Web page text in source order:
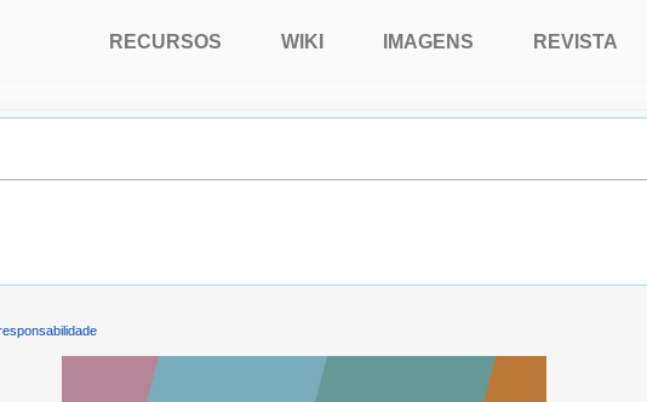
RECURSOS WIKI IMAGENS REVISTA